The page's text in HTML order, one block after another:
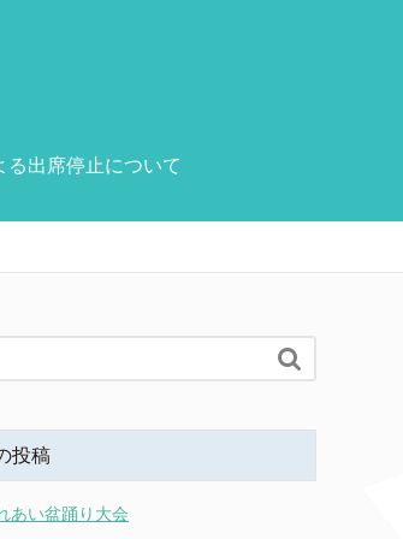
る出席停止について

投稿
あい盆踊り大会